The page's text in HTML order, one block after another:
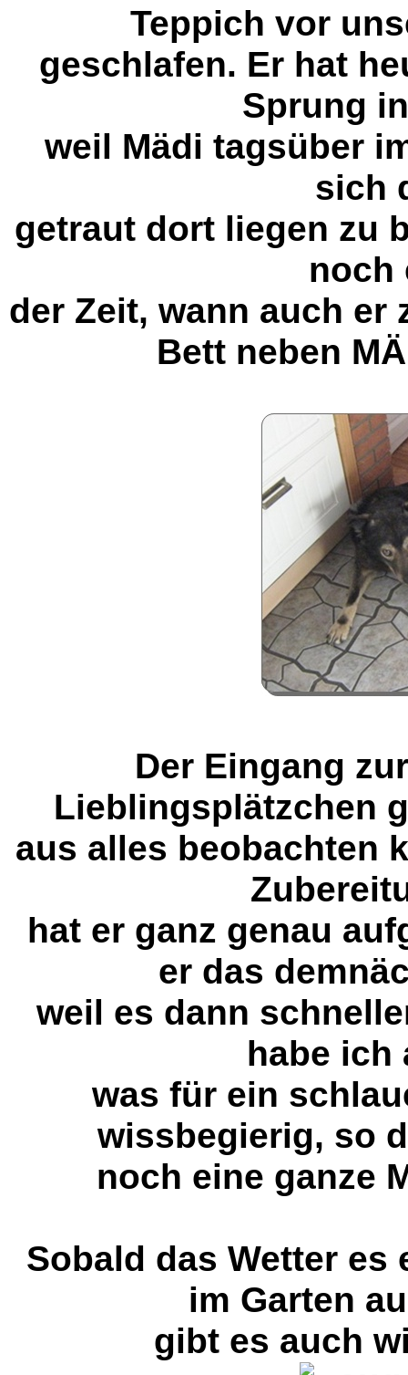
Teppich vor
geschlafen. Er hat
Sprung
weil Mädi tagsüber
sich
getraut dort liegen zu
noch
der Zeit, wann auch er
Bett neben
Der Eingang
Lieblingsplätzchen
aus alles beobachten
hat er ganz genau
er das
weil es dann
habe ich
was für ein
wissbegierig, so
noch eine ganze
Sobald das Wetter es
im Garten
gibt es auch